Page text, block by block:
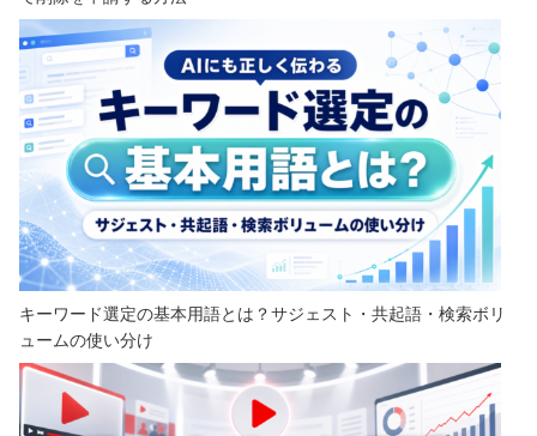
キーワード選定の基本用語とは？サジェスト・共起語・検索ボリ
ュームの使い分け